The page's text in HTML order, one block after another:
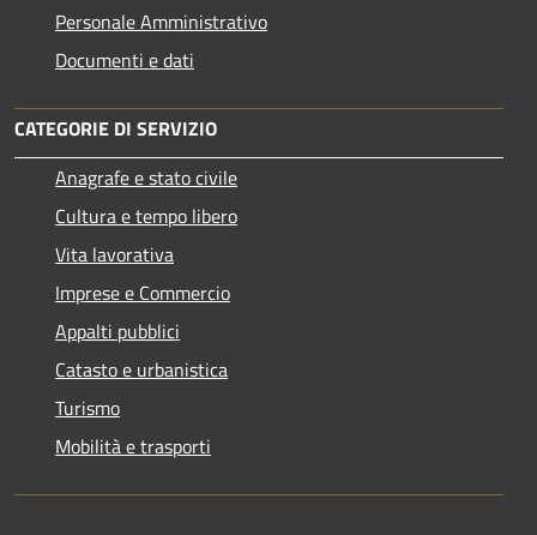
Personale Amministrativo
Documenti e dati
CATEGORIE DI SERVIZIO
Anagrafe e stato civile
Cultura e tempo libero
Vita lavorativa
Imprese e Commercio
Appalti pubblici
Catasto e urbanistica
Turismo
Mobilità e trasporti